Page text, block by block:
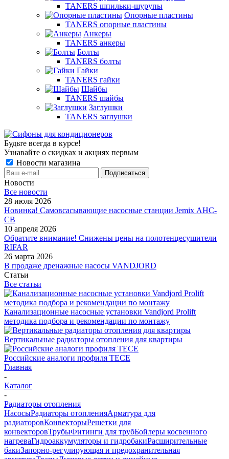
TANERS шпильки-шурупы
Опорные пластины
TANERS опорные пластины
Анкеры
TANERS анкеры
Болты
TANERS болты
Гайки
TANERS гайки
Шайбы
TANERS шайбы
Заглушки
TANERS заглушки
Будьте всегда в курсе!
Узнавайте о скидках и акциях первым
Новости магазина
Новости
Все новости
28 июля 2026
Новинка! Самовсасывающие насосные станции Jemix АНС-
СВ
10 апреля 2026
Обратите внимание! Снижены цены на полотенцесушители
RIFAR
26 марта 2026
В продаже дренажные насосы VANDJORD
Статьи
Все статьи
Канализационные насосные установки Vandjord Prolift
методика подбора и рекомендации по монтажу
Вертикальные радиаторы отопления для квартиры
Российские аналоги профиля TECE
Главная
-
Каталог
-
Радиаторы отопления
НасосыРадиаторы отопленияАрматура для
радиаторовКонвекторыРешетки для
конвекторовТрубыФитинги для трубБойлеры косвенного
нагреваГидроаккумуляторы и гидробакиРасширительные
бакиЗапорно-регулирующая и предохранительная